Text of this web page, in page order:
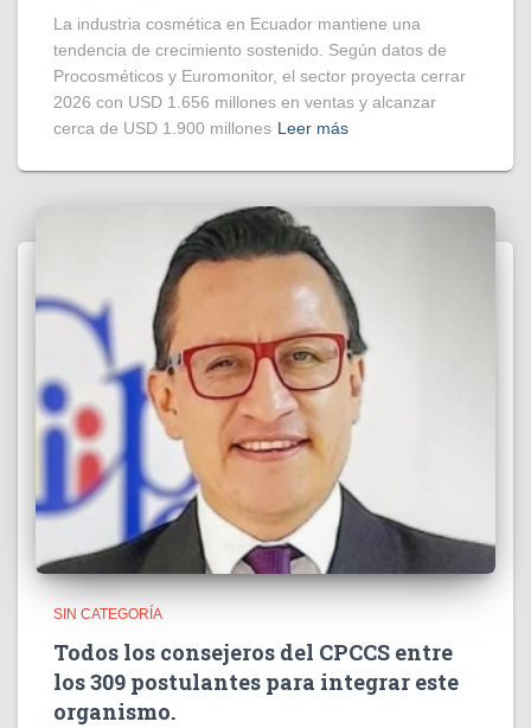
La industria cosmética en Ecuador mantiene una
tendencia de crecimiento sostenido. Según datos de
Procosméticos y Euromonitor, el sector proyecta cerrar
2026 con USD 1.656 millones en ventas y alcanzar
cerca de USD 1.900 millones Leer más
SIN CATEGORÍA
Todos los consejeros del CPCCS entre
los 309 postulantes para integrar este
organismo.